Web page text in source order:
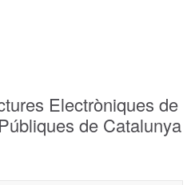
Electròniques de
de Catalunya